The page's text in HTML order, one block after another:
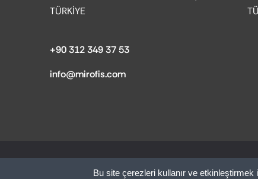
TÜRKİYE
+90 312 349 37 53
info@mirofis.com
Bu site çerezleri kullanır ve